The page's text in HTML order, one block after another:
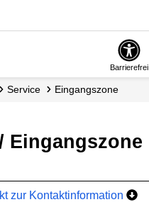
Barrierefrei
Service Eingangszone
/ Eingangszone
zur Kontaktinformation